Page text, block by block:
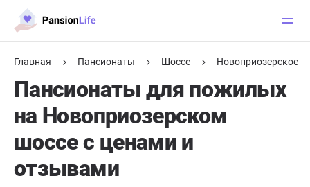
Главная Пансионаты Шоссе Новоприозерское
Пансионаты для пожилых
на Новоприозерском
шоссе с ценами и
отзывами